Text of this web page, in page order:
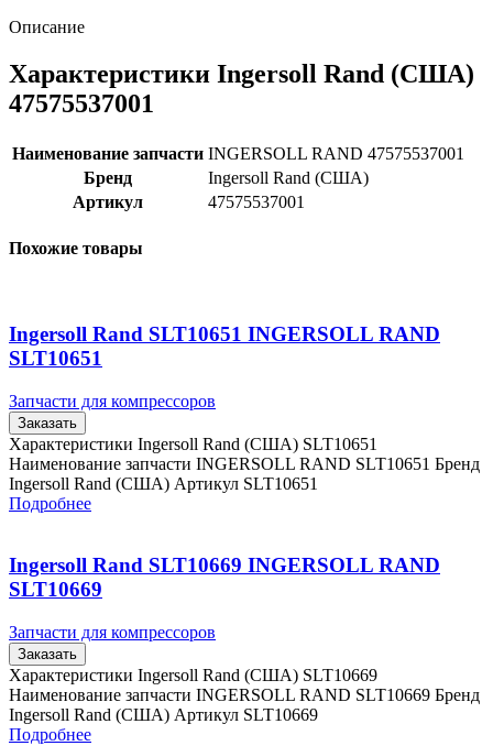
Описание
Характеристики Ingersoll Rand (США)
47575537001
Наименование запчасти INGERSOLL RAND 47575537001
Бренд
Ingersoll Rand (США)
Артикул
47575537001
Похожие товары
Ingersoll Rand SLT10651 INGERSOLL RAND
SLT10651
Запчасти для компрессоров
Заказать
Характеристики Ingersoll Rand (США) SLT10651
Наименование запчасти INGERSOLL RAND SLT10651 Бренд
Ingersoll Rand (США) Артикул SLT10651
Подробнее
Ingersoll Rand SLT10669 INGERSOLL RAND
SLT10669
Запчасти для компрессоров
Заказать
Характеристики Ingersoll Rand (США) SLT10669
Наименование запчасти INGERSOLL RAND SLT10669 Бренд
Ingersoll Rand (США) Артикул SLT10669
Подробнее